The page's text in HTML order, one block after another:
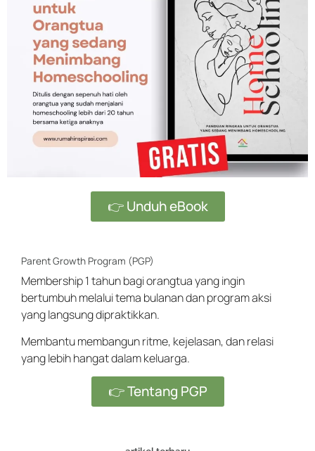
👉 Unduh eBook
Parent Growth Program (PGP)
Membership 1 tahun bagi orangtua yang ingin
bertumbuh melalui tema bulanan dan program aksi
yang langsung dipraktikkan.
Membantu membangun ritme, kejelasan, dan relasi
yang lebih hangat dalam keluarga.
👉 Tentang PGP